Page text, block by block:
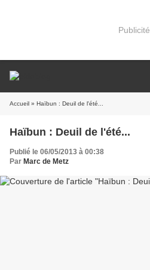
Publicité
Accueil » Haïbun : Deuil de l'été...
Haïbun : Deuil de l'été...
Publié le 06/05/2013 à 00:38
Par Marc de Metz